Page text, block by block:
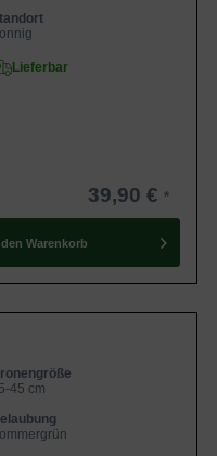
Lieferbar
39,90 €
Warenkorb
45 cm